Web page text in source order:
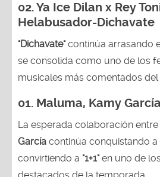
02.Ya Ice Dilan x Rey
Helabusador-Dichavate
"Dichavate"continúa arrasando
se consolida como uno de los
musicales más comentados
01. Maluma, Kamy
La esperada colaboración entre
García continúa conquistando a
convirtiendo a "1+1"en uno de